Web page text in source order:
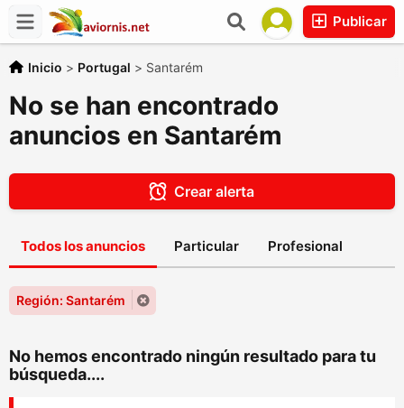
Publicar
Inicio > Portugal > Santarém
No se han encontrado
anuncios en Santarém
Crear alerta
Todos los anuncios Particular Profesional
Región: Santarém
No hemos encontrado ningún resultado para tu
búsqueda....